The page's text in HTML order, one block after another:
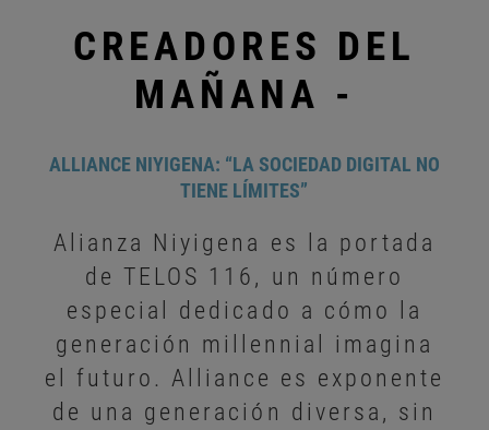
CREADORES DEL
MAÑANA -
ALLIANCE NIYIGENA: “LA SOCIEDAD DIGITAL NO
TIENE LÍMITES”
Alianza Niyigena es la portada
de TELOS 116, un número
especial dedicado a cómo la
generación millennial imagina
el futuro. Alliance es exponente
de una generación diversa, sin